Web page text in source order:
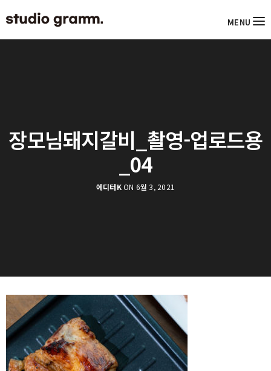
MENU
장모님돼지갈비_촬영-업로드용
_04
에디터KON 6월 3, 2021